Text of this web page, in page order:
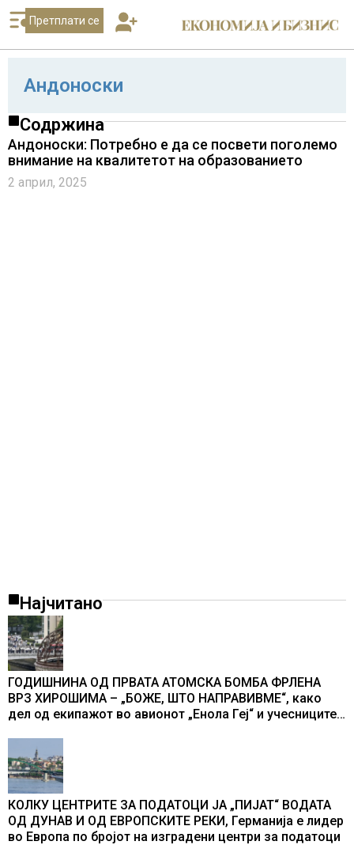
Претплати се
Андоноски
Содржина
Андоноски: Потребно е да се посвети поголемо
внимание на квалитетот на образованието
2 април, 2025
Најчитано
ГОДИШНИНА ОД ПРВАТА АТОМСКА БОМБА ФРЛЕНА
ВРЗ ХИРОШИМА – „БОЖЕ, ШТО НАПРАВИВМЕ“, како
дел од екипажот во авионот „Енола Геј“ и учесниците
промени текот на историјата
КОЛКУ ЦЕНТРИТЕ ЗА ПОДАТОЦИ ЈА „ПИЈАТ“ ВОДАТА
ОД ДУНАВ И ОД ЕВРОПСКИТЕ РЕКИ, Германија е лидер
во Европа по бројот на изградени центри за податоци